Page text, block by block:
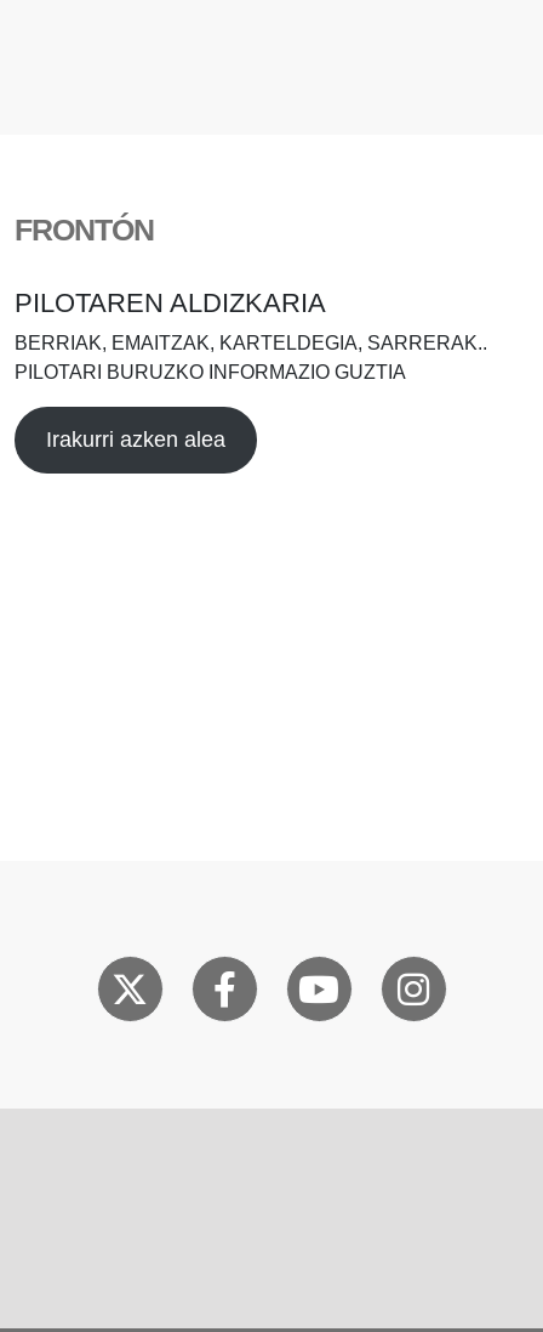
FRONTÓN
PILOTAREN ALDIZKARIA
BERRIAK, EMAITZAK, KARTELDEGIA, SARRERAK..
PILOTARI BURUZKO INFORMAZIO GUZTIA
Irakurri azken alea